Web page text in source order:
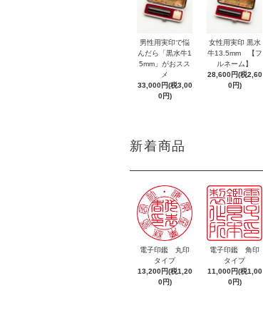
男性用実印で悩
んだら「黒水牛1
5mm」がおスス
メ
33,000円(税3,00
0円)
女性用実印 黒水
牛13.5mm 【フ
ルネーム】
28,600円(税2,60
0円)
新着商品
電子印鑑 丸印
タイプ
13,200円(税1,20
0円)
電子印鑑 角印
タイプ
11,000円(税1,00
0円)